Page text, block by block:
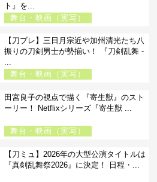
ト』を...
舞台・映画（実写）
【刀ブレ】三日月宗近や加州清光たち八
振りの刀剣男士が勢揃い！ 『刀剣乱舞 -
...
舞台・映画（実写）
田宮良子の視点で描く『寄生獣』のスト
ーリー！ Netflixシリーズ『寄生獣 ...
舞台・映画（実写）
【刀ミュ】2026年の大型公演タイトルは
『真剣乱舞祭2026』に決定！ 日程・...